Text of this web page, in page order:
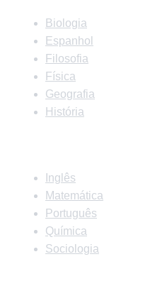
Biologia
Espanhol
Filosofia
Física
Geografia
História
Inglês
Matemática
Português
Química
Sociologia